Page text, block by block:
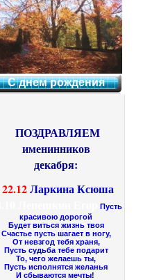
С днем рождения
ПОЗДРАВЛЯЕМ
именинников
декабря:
22.12Ларкина Ксюша
Пусть
красивою дорогой
Будет виться жизнь твоя
Счастье пусть шагает в ногу,
От невзгод тебя храня,
Пусть судьба тебе подарит
То, чего желаешь ты,
Пусть исполнятся желанья
И сбываются мечты!